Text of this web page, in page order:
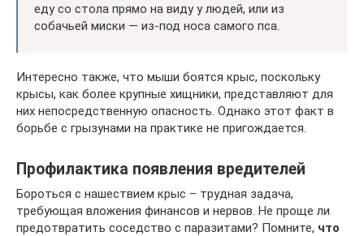
еду со стола прямо на виду у людей, или из
собачьей миски — из-под носа самого пса.
Интересно также, что мыши боятся крыс, поскольку
крысы, как более крупные хищники, представляют для
них непосредственную опасность. Однако этот факт в
борьбе с грызунами на практике не пригождается.
Профилактика появления вредителей
Бороться с нашествием крыс – трудная задача,
требующая вложения финансов и нервов. Не проще ли
предотвратить соседство с паразитами? Помните, что